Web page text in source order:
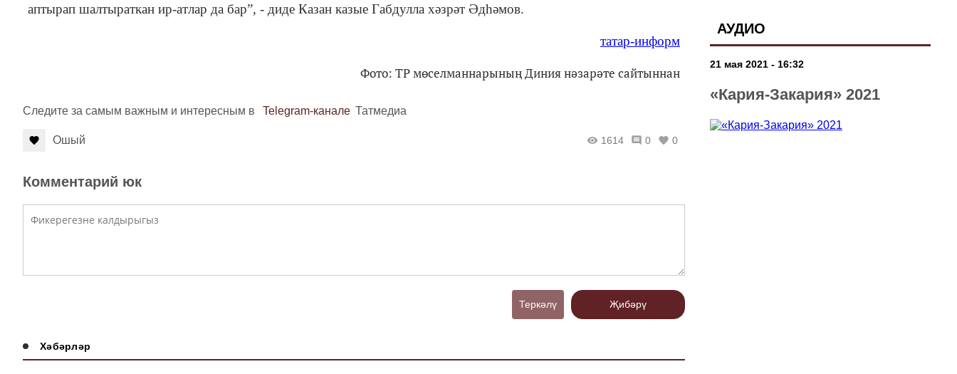
аптырап шалтыраткан ир-атлар да бар”, - диде Казан казые Габдулла хәзрәт Әдһәмов.
татар-информ
Фото: ТР мөселманнарының Диния нәзарәте сайтыннан
Следите за самым важным и интересным в Telegram-канале Татмедиа
Ошый 1614 0 0
Комментарий юк
Теркәлү Җибәрү
Хәбәрләр
АУДИО
21 мая 2021 - 16:32
«Кария-Закария» 2021